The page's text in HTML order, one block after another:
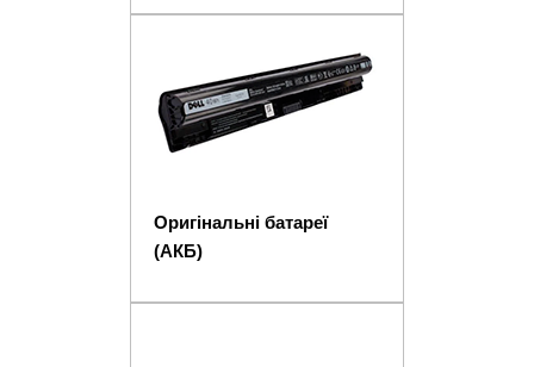
Оригінальні батареї
(АКБ)